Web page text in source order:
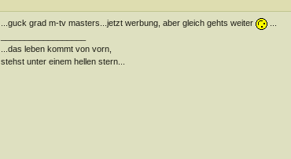
...guck grad m-tv masters...jetzt werbung, aber gleich gehts weiter
...
...das leben kommt von vorn,
stehst unter einem hellen stern...